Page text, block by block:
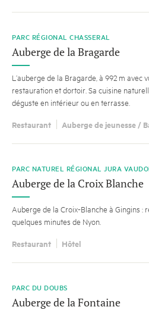
PARC RÉGIONAL CHASSERAL
Auberge de la Bragarde
L’auberge de la Bragarde, à 992 m avec
restauration et dortoir. Sa cuisine
déguste en intérieur ou en terrasse.
Restaurant Auberge de jeunesse /
PARC NATUREL RÉGIONAL JURA
Auberge de la Croix Blanche
Auberge de la Croix-Blanche à Gingins :
quelques minutes de Nyon.
Restaurant Hôtel
PARC DU DOUBS
Auberge de la Fontaine